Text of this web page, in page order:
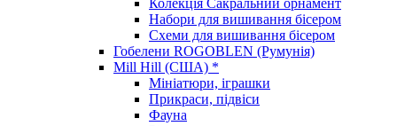
Набори для вишивання бісером
Схеми для вишивання бісером
Гобелени ROGOBLEN (Румунія)
Mill Hill (США) *
Мініатюри, іграшки
Прикраси, підвіси
Фауна